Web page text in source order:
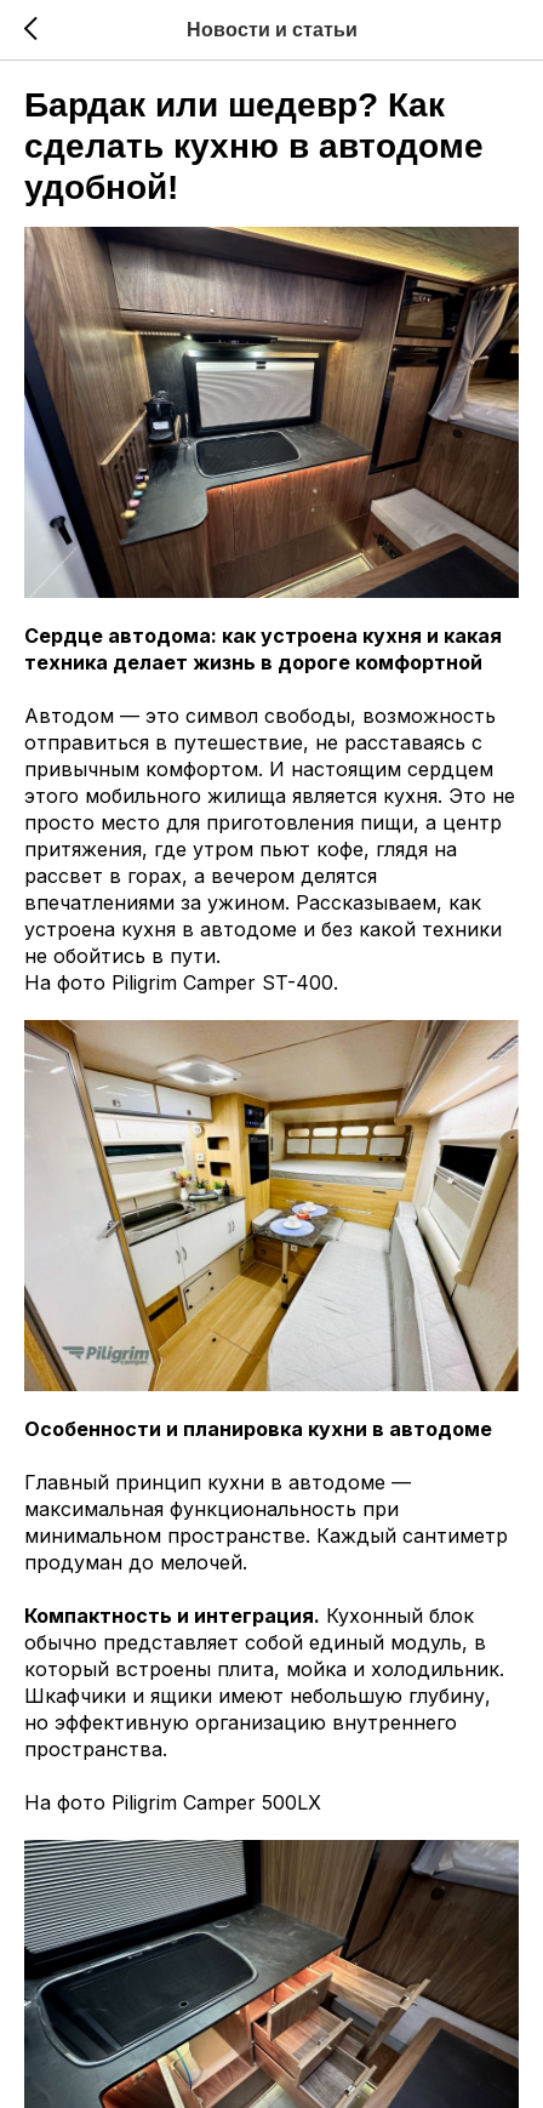
Новости и статьи
Бардак или шедевр? Как
сделать кухню в автодоме
удобной!
Сердце автодома: как устроена кухня и какая
техника делает жизнь в дороге комфортной
Автодом — это символ свободы, возможность
отправиться в путешествие, не расставаясь с
привычным комфортом. И настоящим сердцем
этого мобильного жилища является кухня. Это не
просто место для приготовления пищи, а центр
притяжения, где утром пьют кофе, глядя на
рассвет в горах, а вечером делятся
впечатлениями за ужином. Рассказываем, как
устроена кухня в автодоме и без какой техники
не обойтись в пути.
На фото Piligrim Camper ST-400.
Особенности и планировка кухни в автодоме
Главный принцип кухни в автодоме —
максимальная функциональность при
минимальном пространстве. Каждый сантиметр
продуман до мелочей.
Компактность и интеграция. Кухонный блок
обычно представляет собой единый модуль, в
который встроены плита, мойка и холодильник.
Шкафчики и ящики имеют небольшую глубину,
но эффективную организацию внутреннего
пространства.
На фото Piligrim Camper 500LX